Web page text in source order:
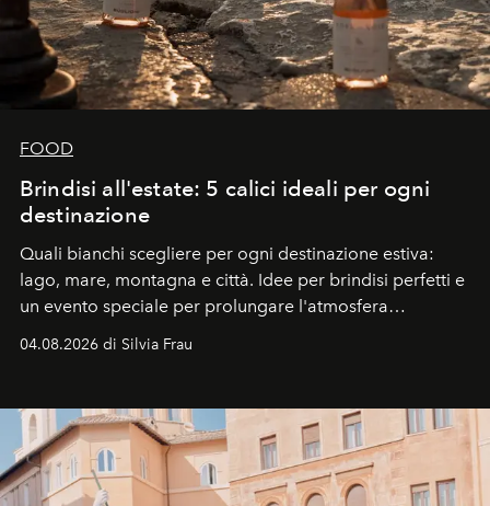
FOOD
Brindisi all'estate: 5 calici ideali per ogni
destinazione
Quali bianchi scegliere per ogni destinazione estiva:
lago, mare, montagna e città. Idee per brindisi perfetti e
un evento speciale per prolungare l'atmosfera
04.08.2026 di Silvia Frau